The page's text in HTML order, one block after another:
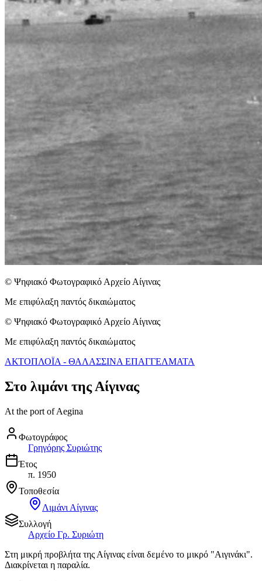
© Ψηφιακό Φωτογραφικό Αρχείο Αίγινας
Με επιφύλαξη παντός δικαιώματος
© Ψηφιακό Φωτογραφικό Αρχείο Αίγινας
Με επιφύλαξη παντός δικαιώματος
ΑΚΤΟΠΛΟΪΑ - ΘΑΛΑΣΣΙΝΑ ΕΠΑΓΓΕΛΜΑΤΑ
Στο λιμάνι της Αίγινας
At the port of Aegina
Φωτογράφος
Γρηγόρης Συριώτης
Έτος
π. 1950
Τοποθεσία
Λιμάνι Αίγινας
Συλλογή
Αρχείο Γρ. Συριώτη
Στη μικρή προβλήτα της Αίγινας είναι δεμένο το μικρό "Αιγινάκι".
Διακρίνεται η παραλία.